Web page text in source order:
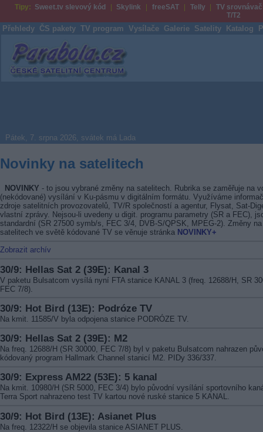
Tipy: Sweet.tv slevový kód Skylink freeSAT Telly
TV srovnávač
T/T2
Přehledy ČS pakety TV program Vysílače Galerie Satelity Katalog
Parabola.cz
Pátek, 7. srpna 2026, svátek má Lada
Novinky na satelitech
NOVINKY - to jsou vybrané změny na satelitech. Rubrika se zaměřuje na
(nekódované) vysílání v Ku-pásmu v digitálním formátu. Využíváme
zdroje satelitních provozovatelů, TV/R společností a agentur, Flysat, Sat-
vlastní zprávy. Nejsou-li uvedeny u digit. programu parametry (SR a FEC),
standardní (SR 27500 symb/s, FEC 3/4, DVB-S/QPSK, MPEG-2). Změny na
satelitech ve světě kódované TV se věnuje stránka NOVINKY+
Zobrazit archív
30/9: Hellas Sat 2 (39E): Kanal 3
V paketu Bulsatcom vysílá nyní FTA stanice KANAL 3 (freq. 12688/H, SR
FEC 7/8).
30/9: Hot Bird (13E): Podróze TV
Na kmit. 11585/V byla odpojena stanice PODRÓZE TV.
30/9: Hellas Sat 2 (39E): M2
Na freq. 12688/H (SR 30000, FEC 7/8) byl v paketu Bulsatcom nahrazen
kódovaný program Hallmark Channel stanicí M2. PIDy 336/337.
30/9: Express AM22 (53E): 5 kanal
Na kmit. 10980/H (SR 5000, FEC 3/4) bylo původní vysílání sportovního
Terra Sport nahrazeno test TV kartou nové ruské stanice 5 KANAL.
30/9: Hot Bird (13E): Asianet Plus
Na freq. 12322/H se objevila stanice ASIANET PLUS.